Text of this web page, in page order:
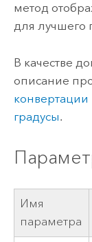
метод
для лучшего
В качестве
описание
градусы.
Имя
параметра